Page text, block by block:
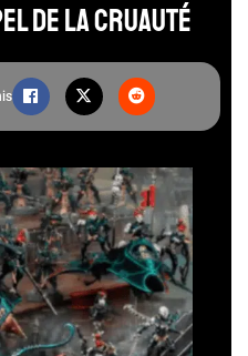
De La Cruauté